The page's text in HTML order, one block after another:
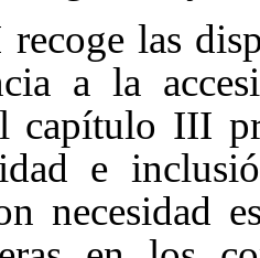
recoge las
a la
capítulo III
e
necesidad